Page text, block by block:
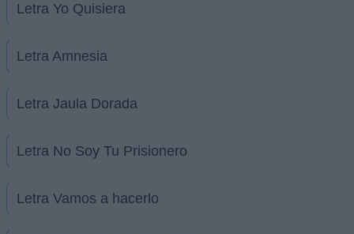
Letra Yo Quisiera
Letra Amnesia
Letra Jaula Dorada
Letra No Soy Tu Prisionero
Letra Vamos a hacerlo